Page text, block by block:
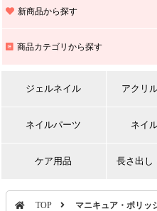
また､ 九州全域でお荷物のお届け
新商品から探す
商品カテゴリから探す
ジェルネイル アクリ
ネイルパーツ ネイ
ケア用品 長さ出し
TOP マニキュア・ポリッ